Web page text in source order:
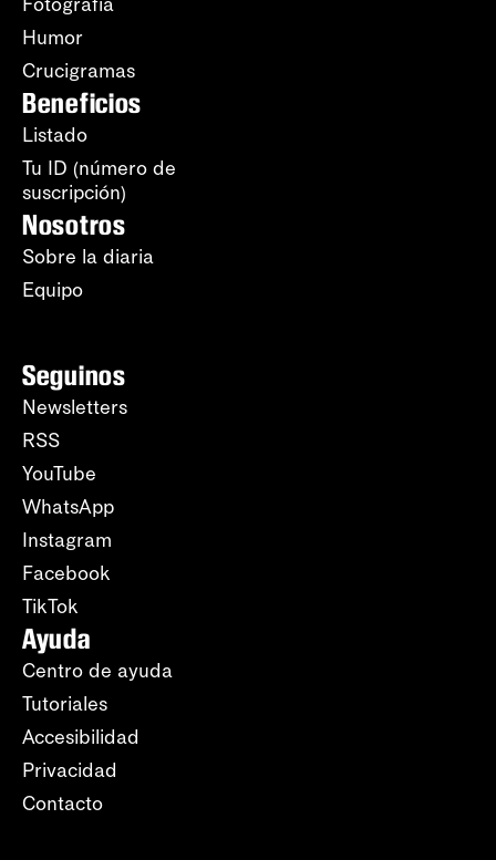
Humor
Crucigramas
Beneficios
Listado
Tu ID (número de
suscripción)
Nosotros
Sobre la diaria
Equipo
Seguinos
Newsletters
RSS
YouTube
WhatsApp
Instagram
Facebook
TikTok
Ayuda
Centro de ayuda
Tutoriales
Accesibilidad
Privacidad
Contacto